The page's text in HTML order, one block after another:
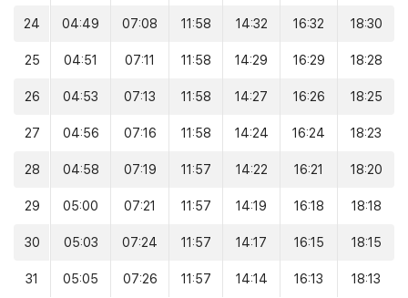
24 04:49 07:08 11:58 14:32 16:32 18:30
25 04:51 07:11 11:58 14:29 16:29 18:28
26 04:53 07:13 11:58 14:27 16:26 18:25
27 04:56 07:16 11:58 14:24 16:24 18:23
28 04:58 07:19 11:57 14:22 16:21 18:20
29 05:00 07:21 11:57 14:19 16:18 18:18
30 05:03 07:24 11:57 14:17 16:15 18:15
31 05:05 07:26 11:57 14:14 16:13 18:13